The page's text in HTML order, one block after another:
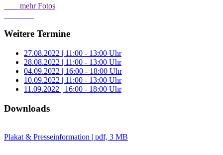
mehr Fotos
Weitere Termine
27.08.2022 | 11:00 - 13:00 Uhr
28.08.2022 | 11:00 - 13:00 Uhr
04.09.2022 | 16:00 - 18:00 Uhr
10.09.2022 | 11:00 - 13:00 Uhr
11.09.2022 | 16:00 - 18:00 Uhr
Downloads
Plakat & Presseinformation | pdf, 3 MB